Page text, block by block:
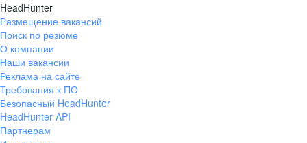
HeadHunter
Размещение вакансий
Поиск по резюме
О компании
Наши вакансии
Реклама на сайте
Требования к ПО
Безопасный HeadHunter
HeadHunter API
Партнерам